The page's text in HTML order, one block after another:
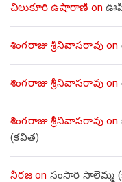
చిలుకూరి ఉషారాణి on
శింగరాజు శ్రీనివాసరావుon
శింగరాజు శ్రీనివాసరావుon
శింగరాజు శ్రీనివాసరావుon
(కవిత)
నీరజon సంసారి సాలెమ్మ